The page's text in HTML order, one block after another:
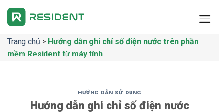
Chuyển
dungTrang chủ > Hướng dẫn ghi chỉ số điện nước trên phần
mềm Resident từ máy tính
HƯỚNG DẪN SỬ DỤNG
Hướng dẫn ghi chỉ số điện nước